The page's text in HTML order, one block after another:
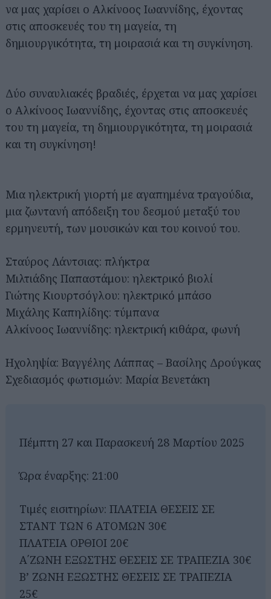
να μας χαρίσει ο Αλκίνοος Ιωαννίδης, έχοντας
στις αποσκευές του τη μαγεία, τη
δημιουργικότητα, τη μοιρασιά και τη συγκίνηση.
Δύο συναυλιακές βραδιές, έρχεται να μας χαρίσει
ο Αλκίνοος Ιωαννίδης, έχοντας στις αποσκευές
του τη μαγεία, τη δημιουργικότητα, τη μοιρασιά
και τη συγκίνηση!
Μια ηλεκτρική γιορτή με αγαπημένα τραγούδια,
μια ζωντανή απόδειξη του δεσμού μεταξύ του
ερμηνευτή, των μουσικών και του κοινού του.
Σταύρος Λάντσιας: πλήκτρα
Μιλτιάδης Παπαστάμου: ηλεκτρικό βιολί
Γιώτης Κιουρτσόγλου: ηλεκτρικό μπάσο
Μιχάλης Καπηλίδης: τύμπανα
Αλκίνοος Ιωαννίδης: ηλεκτρική κιθάρα, φωνή
Ηχοληψία: Βαγγέλης Λάππας – Βασίλης Δρούγκας
Σχεδιασμός φωτισμών: Μαρία Βενετάκη
Πέμπτη 27 και Παρασκευή 28 Μαρτίου 2025
Ώρα έναρξης: 21:00
Τιμές εισιτηρίων: ΠΛΑΤΕΙΑ ΘΕΣΕΙΣ ΣΕ
ΣΤΑΝΤ ΤΩΝ 6 ΑΤΟΜΩΝ 30€
ΠΛΑΤΕΙΑ ΟΡΘΙΟΙ 20€
Α΄ΖΩΝΗ ΕΞΩΣΤΗΣ ΘΕΣΕΙΣ ΣΕ ΤΡΑΠΕΖΙΑ 30€
Β’ ΖΩΝΗ ΕΞΩΣΤΗΣ ΘΕΣΕΙΣ ΣΕ ΤΡΑΠΕΖΙΑ
25€